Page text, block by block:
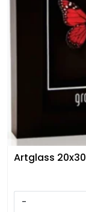
Artglass 20x30
-